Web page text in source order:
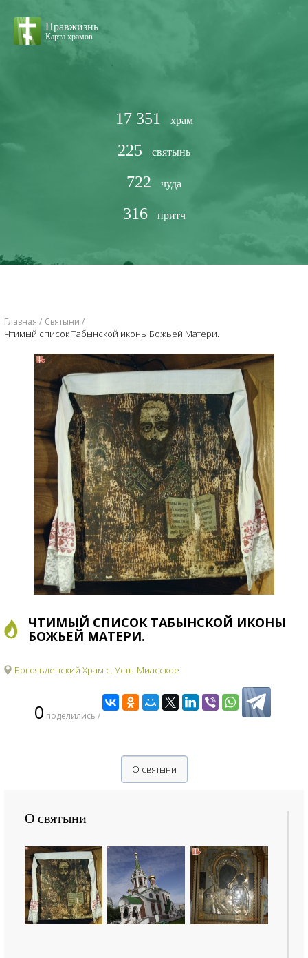
Правжизнь
Карта храмов
17 351 храм
225 святынь
722 чуда
316 притч
Главная Святыни
Чтимый список Табынской иконы Божьей Матери.
ЧТИМЫЙ СПИСОК ТАБЫНСКОЙ ИКОНЫ
БОЖЬЕЙ МАТЕРИ.
Богоявленский Храм с. Усть-Миасское
0 поделились /
О святыни
О святыни